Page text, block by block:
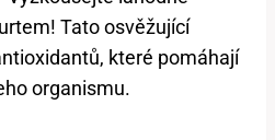
Tato osvěžující
které pomáhají
organismu.